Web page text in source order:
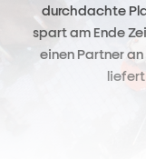
durchdachte
spart am Ende
einen Partner